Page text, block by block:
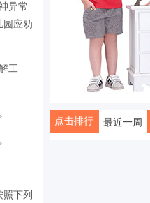
异常
园应劝
工
下列
点击排行 最近一周